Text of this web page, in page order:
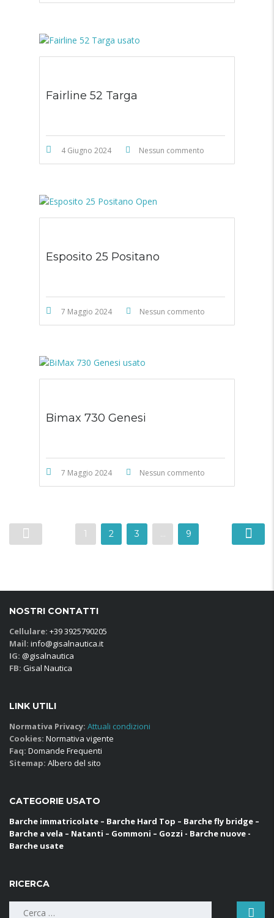
Fairline 52 Targa
4 Giugno 2024 Nessun commento
Esposito 25 Positano
7 Maggio 2024 Nessun commento
Bimax 730 Genesi
7 Maggio 2024 Nessun commento
1 2 3 … 9
NOSTRI CONTATTI
Cellulare: +39 3925790205
Mail: info@gisalnautica.it
IG: @gisalnautica
FB: Gisal Nautica
LINK UTILI
Normativa Privacy: Attuali condizioni
Cookies: Normativa vigente
Faq: Domande Frequenti
Sitemap: Albero del sito
CATEGORIE USATO
Barche immatricolate – Barche Hard Top – Barche fly bridge –
Barche a vela – Natanti – Gommoni – Gozzi - Barche nuove -
Barche usate
RICERCA
Ricerca